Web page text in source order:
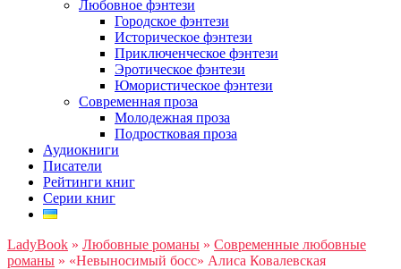
Любовное фэнтези
Городское фэнтези
Историческое фэнтези
Приключенческое фэнтези
Эротическое фэнтези
Юмористическое фэнтези
Современная проза
Молодежная проза
Подростковая проза
Аудиокниги
Писатели
Рейтинги книг
Серии книг
LadyBook » Любовные романы » Современные любовные
романы » «Невыносимый босс» Алиса Ковалевская